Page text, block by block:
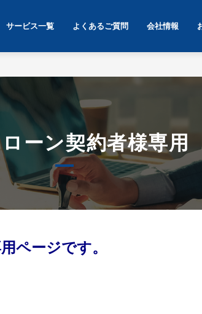
サービス一覧 よくあるご質問 会社情報
ーン契約者様専用
ページです。